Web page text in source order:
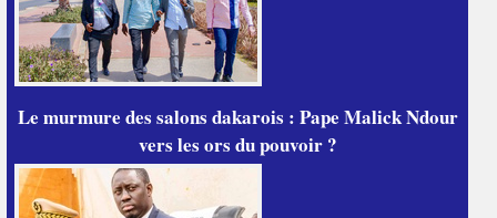
Le murmure des salons dakarois : Pape Malick Ndour
vers les ors du pouvoir ?